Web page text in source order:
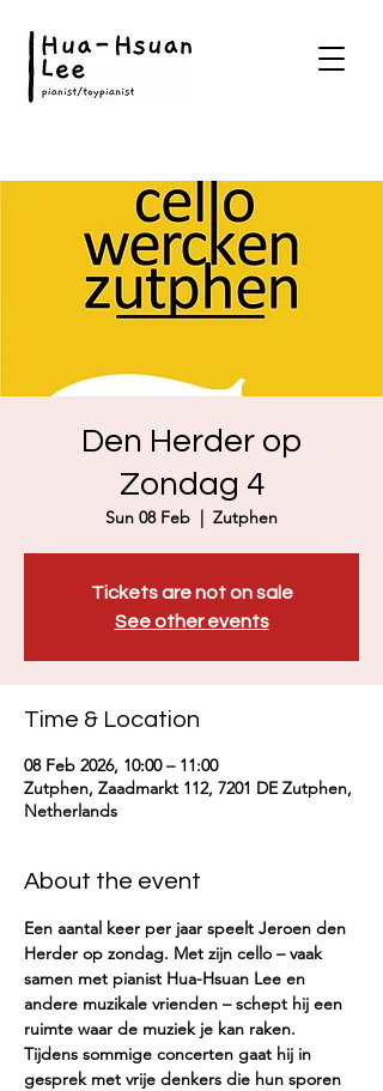
Den Herder op
Zondag 4
Sun 08 Feb
  |
Zutphen
Tickets are not on sale
See other events
Time & Location
08 Feb 2026, 10:00 – 11:00
Zutphen, Zaadmarkt 112, 7201 DE Zutphen,
Netherlands
About the event
Een aantal keer per jaar speelt Jeroen den
Herder op zondag. Met zijn cello – vaak
samen met pianist Hua-Hsuan Lee en
andere muzikale vrienden – schept hij een
ruimte waar de muziek je kan raken.
Tijdens sommige concerten gaat hij in
gesprek met vrije denkers die hun sporen